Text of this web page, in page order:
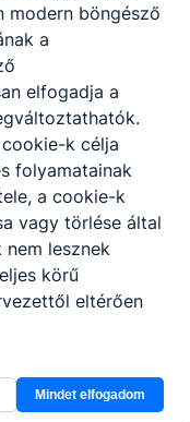
ízletes és
jegyében
modern böngésző
a
elfogadja a
k célja
folyamatainak
a cookie-k
vagy törlése által
lesznek
körű
eltérően
Mindet elfogadom